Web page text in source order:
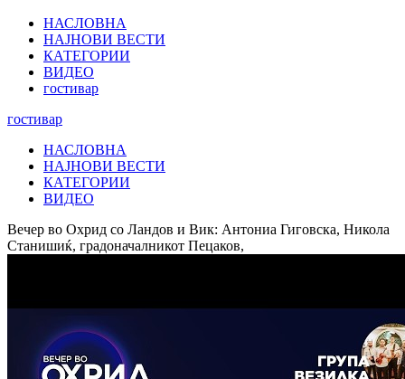
НАСЛОВНА
НАЈНОВИ ВЕСТИ
КАТЕГОРИИ
ВИДЕО
гостивар
гостивар
НАСЛОВНА
НАЈНОВИ ВЕСТИ
КАТЕГОРИИ
ВИДЕО
Вечер во Охрид со Ландов и Вик: Антониа Гиговска, Никола
Станишиќ, градоначалникот Пецаков,